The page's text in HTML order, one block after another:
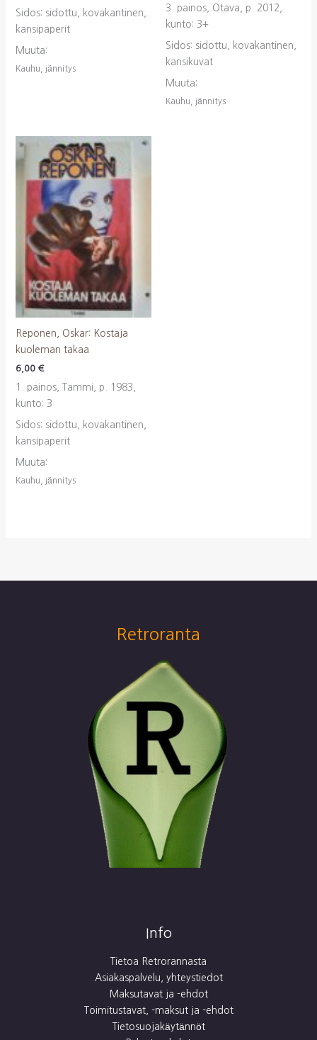
Sidos: sidottu, kovakantinen,
kansipaperit
Muuta:
Kauhu, jännitys
3. painos, Otava, p. 2012,
kunto: 3+
Sidos: sidottu, kovakantinen,
kansikuvat
Muuta:
Kauhu, jännitys
Reponen, Oskar: Kostaja
kuoleman takaa
6,00 €
1. painos, Tammi, p. 1983,
kunto: 3
Sidos: sidottu, kovakantinen,
kansipaperit
Muuta:
Kauhu, jännitys
Retroranta
Info
Tietoa Retrorannasta
Asiakaspalvelu, yhteystiedot
Maksutavat ja -ehdot
Toimitustavat, -maksut ja -ehdot
Tietosuojakäytännöt